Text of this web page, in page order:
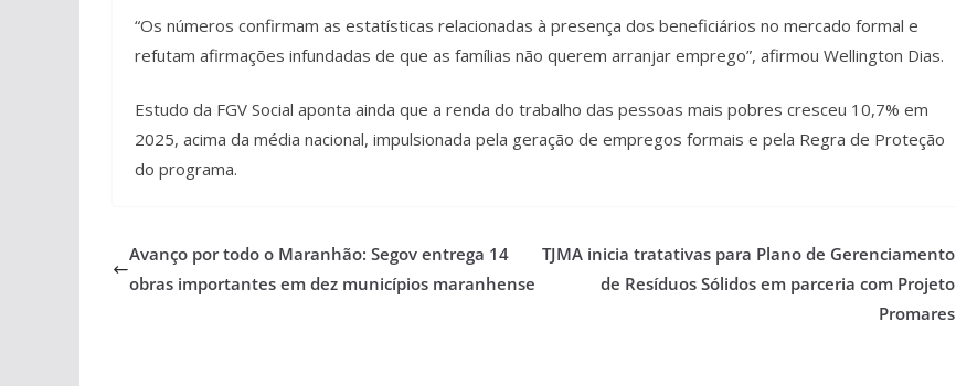
“Os números confirmam as estatísticas relacionadas à presença dos beneficiários no mercado formal e
refutam afirmações infundadas de que as famílias não querem arranjar emprego”, afirmou Wellington Dias.
Estudo da FGV Social aponta ainda que a renda do trabalho das pessoas mais pobres cresceu 10,7% em
2025, acima da média nacional, impulsionada pela geração de empregos formais e pela Regra de Proteção
do programa.
Avanço por todo o Maranhão: Segov entrega 14
obras importantes em dez municípios maranhense
TJMA inicia tratativas para Plano de Gerenciamento
de Resíduos Sólidos em parceria com Projeto
Promares